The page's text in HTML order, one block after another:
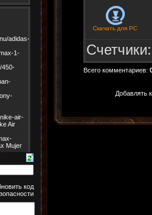
Скачать для PC
Счетчики
Всего комментариев:
Добавлять